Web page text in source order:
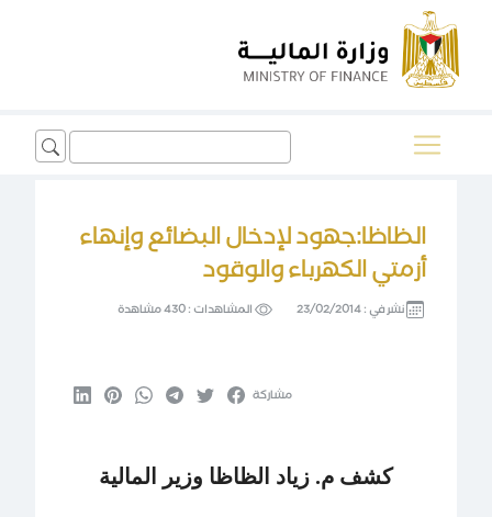
Search
for:
الظاظا:جهود لإدخال البضائع وإنهاء
أزمتي الكهرباء والوقود
نشر في :23/02/2014 المشاهدات :430 مشاهدة
مشاركة
كشف م. زياد الظاظا وزير المالية